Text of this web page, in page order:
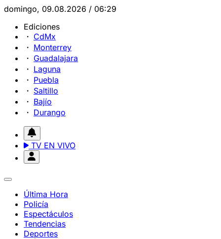
domingo, 09.08.2026 / 06:29
Ediciones
CdMx
Monterrey
Guadalajara
Laguna
Puebla
Saltillo
Bajío
Durango
TV EN VIVO
Última Hora
Policía
Espectáculos
Tendencias
Deportes